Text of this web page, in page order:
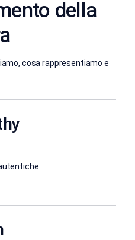
della
cosa rappresentiamo e